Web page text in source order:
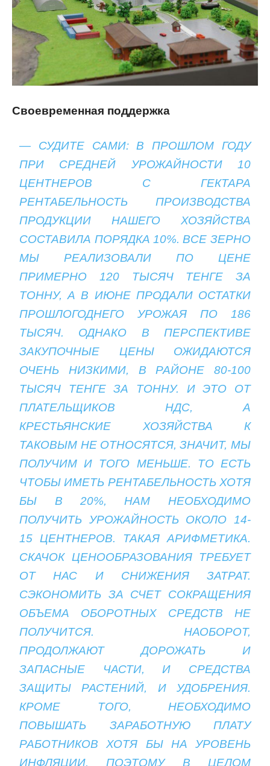
Своевременная поддержка
— СУДИТЕ САМИ: В ПРОШЛОМ ГОДУ
ПРИ СРЕДНЕЙ УРОЖАЙНОСТИ 10
ЦЕНТНЕРОВ С ГЕКТАРА
РЕНТАБЕЛЬНОСТЬ ПРОИЗВОДСТВА
ПРОДУКЦИИ НАШЕГО ХОЗЯЙСТВА
СОСТАВИЛА ПОРЯДКА 10%. ВСЕ ЗЕРНО
МЫ РЕАЛИЗОВАЛИ ПО ЦЕНЕ
ПРИМЕРНО 120 ТЫСЯЧ ТЕНГЕ ЗА
ТОННУ, А В ИЮНЕ ПРОДАЛИ ОСТАТКИ
ПРОШЛОГОДНЕГО УРОЖАЯ ПО 186
ТЫСЯЧ. ОДНАКО В ПЕРСПЕКТИВЕ
ЗАКУПОЧНЫЕ ЦЕНЫ ОЖИДАЮТСЯ
ОЧЕНЬ НИЗКИМИ, В РАЙОНЕ 80-100
ТЫСЯЧ ТЕНГЕ ЗА ТОННУ. И ЭТО ОТ
ПЛАТЕЛЬЩИКОВ НДС, А
КРЕСТЬЯНСКИЕ ХОЗЯЙСТВА К
ТАКОВЫМ НЕ ОТНОСЯТСЯ, ЗНАЧИТ, МЫ
ПОЛУЧИМ И ТОГО МЕНЬШЕ. ТО ЕСТЬ
ЧТОБЫ ИМЕТЬ РЕНТАБЕЛЬНОСТЬ ХОТЯ
БЫ В 20%, НАМ НЕОБХОДИМО
ПОЛУЧИТЬ УРОЖАЙНОСТЬ ОКОЛО 14-
15 ЦЕНТНЕРОВ. ТАКАЯ АРИФМЕТИКА.
СКАЧОК ЦЕНООБРАЗОВАНИЯ ТРЕБУЕТ
ОТ НАС И СНИЖЕНИЯ ЗАТРАТ.
СЭКОНОМИТЬ ЗА СЧЕТ СОКРАЩЕНИЯ
ОБЪЕМА ОБОРОТНЫХ СРЕДСТВ НЕ
ПОЛУЧИТСЯ. НАОБОРОТ,
ПРОДОЛЖАЮТ ДОРОЖАТЬ И
ЗАПАСНЫЕ ЧАСТИ, И СРЕДСТВА
ЗАЩИТЫ РАСТЕНИЙ, И УДОБРЕНИЯ.
КРОМЕ ТОГО, НЕОБХОДИМО
ПОВЫШАТЬ ЗАРАБОТНУЮ ПЛАТУ
РАБОТНИКОВ ХОТЯ БЫ НА УРОВЕНЬ
ИНФЛЯЦИИ. ПОЭТОМУ В ЦЕЛОМ